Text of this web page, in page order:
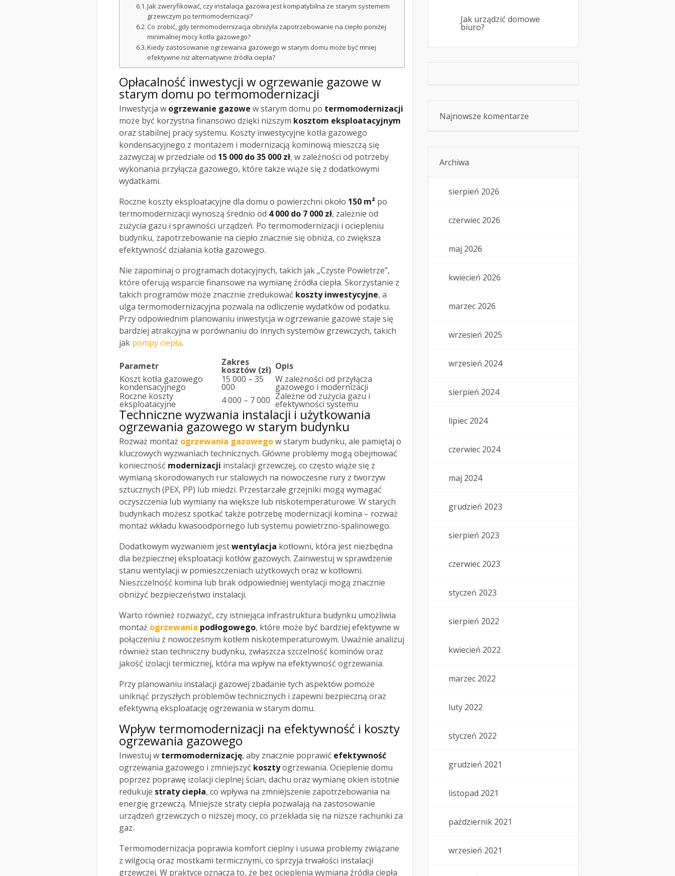
Jak zweryfikować, czy instalacja gazowa jest kompatybilna ze starym systemem
grzewczym po termomodernizacji?
Co zrobić, gdy termomodernizacja obniżyła zapotrzebowanie na ciepło poniżej
minimalnej mocy kotła gazowego?
Kiedy zastosowanie ogrzewania gazowego w starym domu może być mniej
efektywne niż alternatywne źródła ciepła?
Opłacalność inwestycji w ogrzewanie gazowe w
starym domu po termomodernizacji
Inwestycja w ogrzewanie gazowe w starym domu po termomodernizacji
może być korzystna finansowo dzięki niższym kosztom eksploatacyjnym
oraz stabilnej pracy systemu. Koszty inwestycyjne kotła gazowego
kondensacyjnego z montażem i modernizacją kominową mieszczą się
zazwyczaj w przedziale od 15 000 do 35 000 zł, w zależności od potrzeby
wykonania przyłącza gazowego, które także wiąże się z dodatkowymi
wydatkami.
Roczne koszty eksploatacyjne dla domu o powierzchni około 150 m² po
termomodernizacji wynoszą średnio od 4 000 do 7 000 zł, zależnie od
zużycia gazu i sprawności urządzeń. Po termomodernizacji i ociepleniu
budynku, zapotrzebowanie na ciepło znacznie się obniża, co zwiększa
efektywność działania kotła gazowego.
Nie zapominaj o programach dotacyjnych, takich jak „Czyste Powietrze”,
które oferują wsparcie finansowe na wymianę źródła ciepła. Skorzystanie z
takich programów może znacznie zredukować koszty inwestycyjne, a
ulga termomodernizacyjna pozwala na odliczenie wydatków od podatku.
Przy odpowiednim planowaniu inwestycja w ogrzewanie gazowe staje się
bardziej atrakcyjna w porównaniu do innych systemów grzewczych, takich
jak pompy ciepła.
Parametr Zakres
kosztów (zł) Opis
Koszt kotła gazowego
kondensacyjnego
15 000 – 35
000
W zależności od przyłącza
gazowego i modernizacji
Roczne koszty
eksploatacyjne 4 000 – 7 000 Zależne od zużycia gazu i
efektywności systemu
Techniczne wyzwania instalacji i użytkowania
ogrzewania gazowego w starym budynku
Rozważ montaż ogrzewania gazowegow starym budynku, ale pamiętaj o
kluczowych wyzwaniach technicznych. Główne problemy mogą obejmować
konieczność modernizacji instalacji grzewczej, co często wiąże się z
wymianą skorodowanych rur stalowych na nowoczesne rury z tworzyw
sztucznych (PEX, PP) lub miedzi. Przestarzałe grzejniki mogą wymagać
oczyszczenia lub wymiany na większe lub niskotemperaturowe. W starych
budynkach możesz spotkać także potrzebę modernizacji komina – rozważ
montaż wkładu kwasoodpornego lub systemu powietrzno-spalinowego.
Dodatkowym wyzwaniem jestwentylacja kotłowni, która jest niezbędna
dla bezpiecznej eksploatacji kotłów gazowych. Zainwestuj w sprawdzenie
stanu wentylacji w pomieszczeniach użytkowych oraz w kotłowni.
Nieszczelność komina lub brak odpowiedniej wentylacji mogą znacznie
obniżyć bezpieczeństwo instalacji.
Warto również rozważyć, czy istniejąca infrastruktura budynku umożliwia
montaż ogrzewania podłogowego, które może być bardziej efektywne w
połączeniu z nowoczesnym kotłem niskotemperaturowym. Uważnie analizuj
również stan techniczny budynku, zwłaszcza szczelność kominów oraz
jakość izolacji termicznej, która ma wpływ na efektywność ogrzewania.
Przy planowaniu instalacji gazowej zbadanie tych aspektów pomoże
uniknąć przyszłych problemów technicznych i zapewni bezpieczną oraz
efektywną eksploatację ogrzewania w starym domu.
Wpływ termomodernizacji na efektywność i koszty
ogrzewania gazowego
Inwestuj w termomodernizację, aby znacznie poprawić efektywność
ogrzewania gazowego i zmniejszyć kosztyogrzewania. Ocieplenie domu
poprzez poprawę izolacji cieplnej ścian, dachu oraz wymianę okien istotnie
redukuje straty ciepła, co wpływa na zmniejszenie zapotrzebowania na
energię grzewczą. Mniejsze straty ciepła pozwalają na zastosowanie
urządzeń grzewczych o niższej mocy, co przekłada się na niższe rachunki za
gaz.
Termomodernizacja poprawia komfort cieplny i usuwa problemy związane
z wilgocią oraz mostkami termicznymi, co sprzyja trwałości instalacji
grzewczej. W praktyce oznacza to, że bez ocieplenia wymiana źródła ciepła
Jak urządzić domowe
biuro?
Najnowsze komentarze
Archiwa
sierpień 2026
czerwiec 2026
maj 2026
kwiecień 2026
marzec 2026
wrzesień 2025
wrzesień 2024
sierpień 2024
lipiec 2024
czerwiec 2024
maj 2024
grudzień 2023
sierpień 2023
czerwiec 2023
styczeń 2023
sierpień 2022
kwiecień 2022
marzec 2022
luty 2022
styczeń 2022
grudzień 2021
listopad 2021
październik 2021
wrzesień 2021